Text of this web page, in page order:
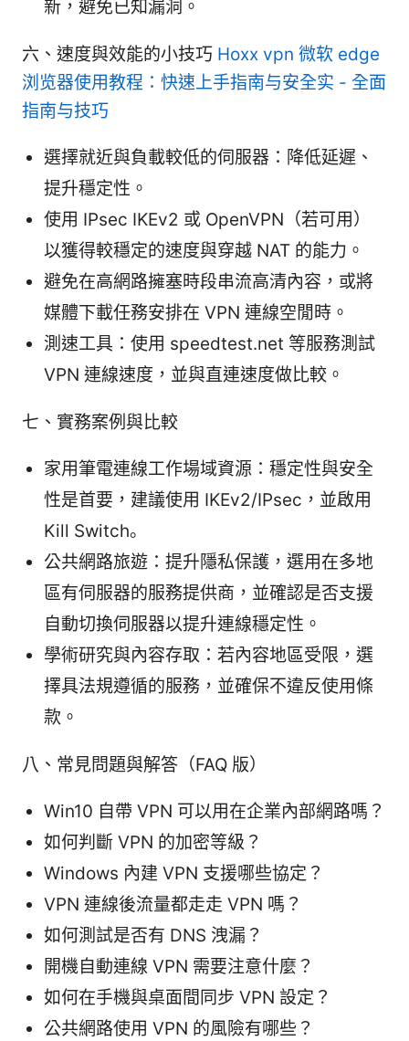
新，避免已知漏洞。
六、速度與效能的小技巧 Hoxx vpn 微软 edge
浏览器使用教程：快速上手指南与安全实 - 全面
指南与技巧
選擇就近與負載較低的伺服器：降低延遲、
提升穩定性。
使用 IPsec IKEv2 或 OpenVPN（若可用）
以獲得較穩定的速度與穿越 NAT 的能力。
避免在高網路擁塞時段串流高清內容，或將
媒體下載任務安排在 VPN 連線空閒時。
測速工具：使用 speedtest.net 等服務測試
VPN 連線速度，並與直連速度做比較。
七、實務案例與比較
家用筆電連線工作場域資源：穩定性與安全
性是首要，建議使用 IKEv2/IPsec，並啟用
Kill Switch。
公共網路旅遊：提升隱私保護，選用在多地
區有伺服器的服務提供商，並確認是否支援
自動切換伺服器以提升連線穩定性。
學術研究與內容存取：若內容地區受限，選
擇具法規遵循的服務，並確保不違反使用條
款。
八、常見問題與解答（FAQ 版）
Win10 自帶 VPN 可以用在企業內部網路嗎？
如何判斷 VPN 的加密等級？
Windows 內建 VPN 支援哪些協定？
VPN 連線後流量都走走 VPN 嗎？
如何測試是否有 DNS 洩漏？
開機自動連線 VPN 需要注意什麼？
如何在手機與桌面間同步 VPN 設定？
公共網路使用 VPN 的風險有哪些？